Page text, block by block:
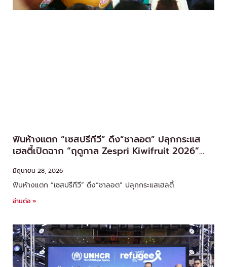
ฟินห้างแตก “เซสปรีกีวี” ดึง“ชาลอต” ปลุกกระแส
เฮลตี้เปิดฉาก “ฤดูกาล Zespri Kiwifruit 2026”
มิถุนายน 28, 2026
ฟินห้างแตก “เซสปรีกีวี” ดึง“ชาลอต” ปลุกกระแสเฮลตี้
อ่านต่อ »